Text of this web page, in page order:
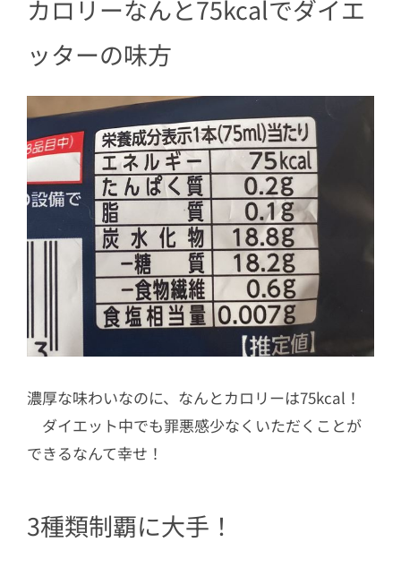
カロリーなんと75kcalでダイエ
ッターの味方
濃厚な味わいなのに、なんとカロリーは75kcal！
ダイエット中でも罪悪感少なくいただくことが
できるなんて幸せ！
3種類制覇に大手！